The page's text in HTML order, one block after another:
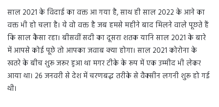
साल 2021 के विदाई का वक्त आ गया है, साथ ही साल 2022 के आने का
वक्त भी हो चला है। ये वो वक्त है जब हमसे महीने बाद मिलने वाले पूछते हैं
कि साल कैसा रहा। बीसवीं सदी का दूसरा शतक यानि साल 2021 के बारे
में आपसे कोई पूछे तो आपका जवाब क्या होगा। साल 2021 कोरोना के
खतरे के बीच शुरू जरूर हुआ था मगर टीके के रूप में एक उम्मीद भी लेकर
आया था। 26 जनवरी से देश में चरणबद्ध तरीके से वैक्सीन लगनी शुरू हो गई
थी।